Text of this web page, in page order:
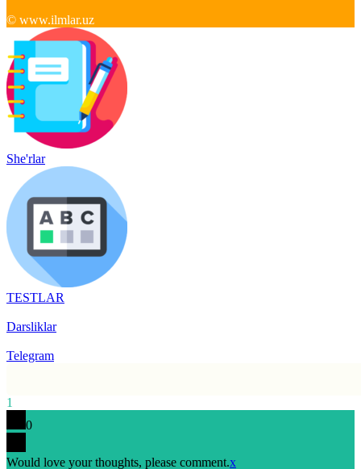
© www.ilmlar.uz
She'rlar
TESTLAR
Darsliklar
Telegram
1
0
Would love your thoughts, please comment.x